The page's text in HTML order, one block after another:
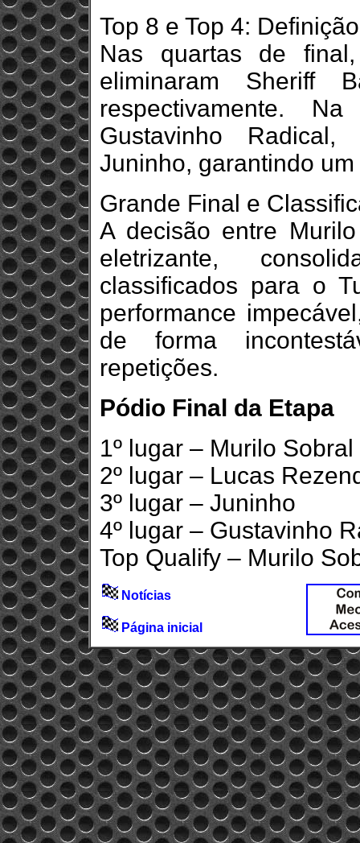
Top 8 e Top 4:
Nas quartas de
eliminaram Sheriff
respectivamente.
Gustavinho Radical,
Juninho, garantindo
Grande Final e
A decisão entre
eletrizante,
classificados para o
performance
de forma
repetições.
Pódio Final da Etapa
1º lugar – Murilo Sobral
2º lugar – Lucas
3º lugar – Juninho
4º lugar – Gustavinho
Top Qualify – Murilo
Notícias
Página inicial